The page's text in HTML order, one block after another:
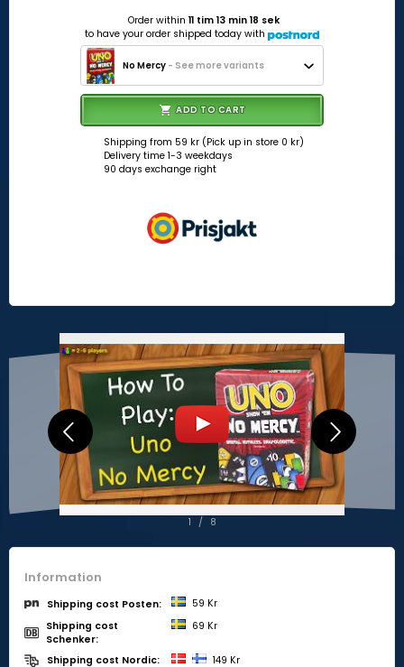
Order within 11 tim 13 min 18 sek
to have your order shipped today with
No Mercy - See more variants
ADD TO CART
Shipping from 59 kr (Pick up in store 0 kr)
Delivery time 1-3 weekdays
90 days exchange right
2 / 8
Information
Shipping cost Posten:
59 Kr
Shipping cost
Schenker:
69 Kr
Shipping cost Nordic:
149 Kr